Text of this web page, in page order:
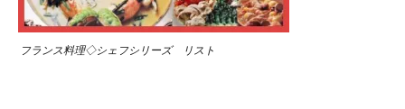
フランス料理◇シェフシリーズ リスト